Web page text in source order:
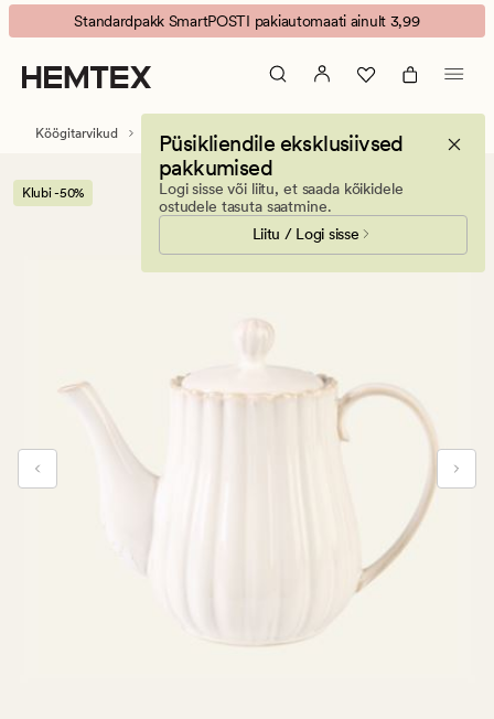
Rose
kann
kaanega
valge
Animated
banner.
Press
ESCAPE
Standardpakk SmartPOSTI pakiautomaati ainult 3,99
Püsikliendile eksklusiivsed
pakkumised
Logi sisse või liitu, et saada kõikidele
ostudele tasuta saatmine.
Liitu / Logi sisse
Köögitarvikud Tee- ja kohvikannud
Klubi -50%